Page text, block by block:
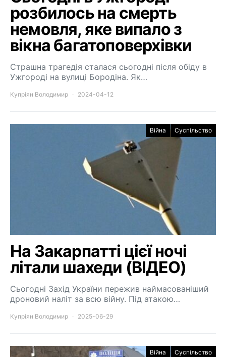
розбилось на смерть
немовля, яке випало з
вікна багатоповерхівки
Страшна трагедія сталася сьогодні після обіду в
Ужгороді на вулиці Бородіна. Як…
Купріян Володимир 2024-04-12
Війна Суспільство
На Закарпатті цієї ночі
літали шахеди (ВІДЕО)
Сьогодні Захід України пережив наймасованіший
дроновий наліт за всю війну. Під атакою…
Купріян Володимир 2025-06-29
Війна Суспільство